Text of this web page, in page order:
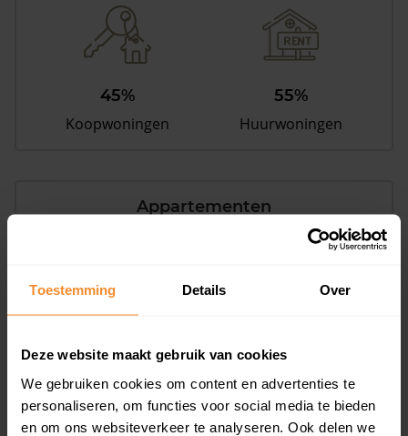
Toestemming Details Over
Deze website maakt gebruik van cookies
We gebruiken cookies om content en advertenties te
personaliseren, om functies voor social media te bieden
en om ons websiteverkeer te analyseren. Ook delen we
45%
Koopwoningen
55%
Huurwoningen
Appartementen
aandeel van totale woningen